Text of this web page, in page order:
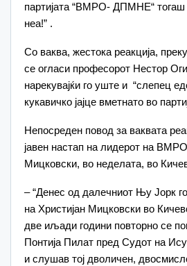
партијата “ВМРО- ДПМНЕ“ тогаш
неа!” .
Со ваква, жестока реакција,
се огласи професорот Нестор
нарекувајќи го уште и “слепец
кукавичко јајце вметнато во
Непосреден повод за ваквата
јавен настап на лидерот на
Мицковски, во неделата, во
– “Денес од далечниот Њу Јорк
на Христијан Мицковски во
две иљади години повторно се
Понтија Пилат пред Судот на
и слушав тој дволичен,